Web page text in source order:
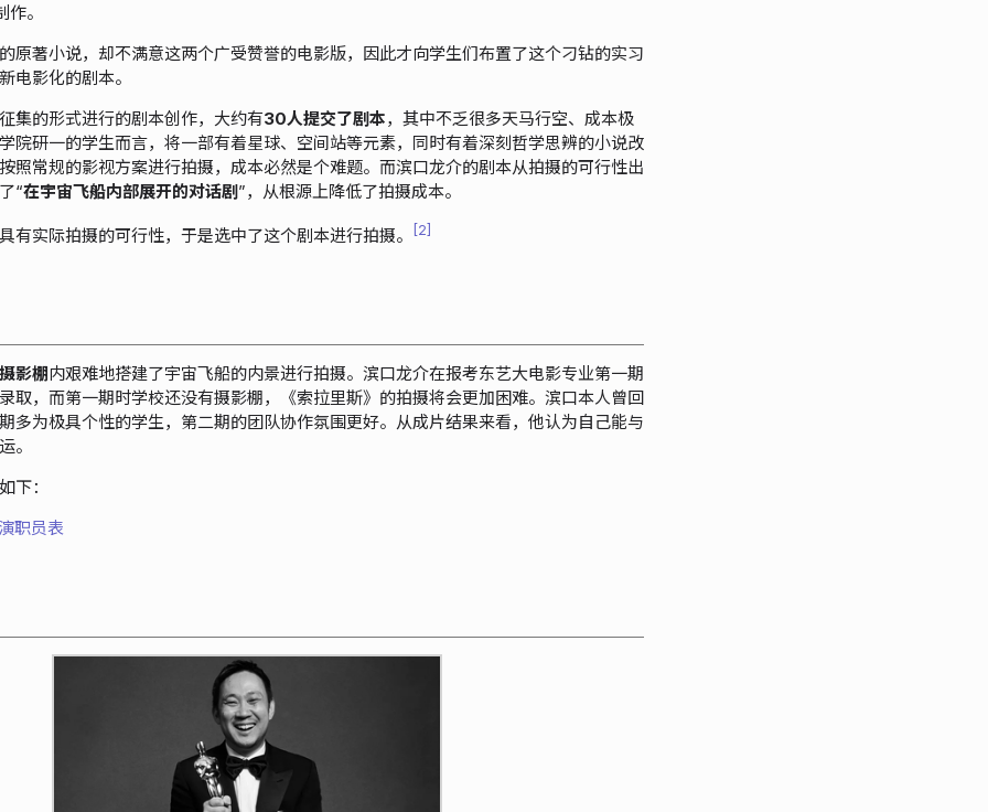
。
原著小说，却不满意这两个广受赞誉的电影版，因此才向学生们布置了这个刁钻的实习
电影化的剧本。
集的形式进行的剧本创作，大约有30人提交了剧本，其中不乏很多天马行空、成本极
院研一的学生而言，将一部有着星球、空间站等元素，同时有着深刻哲学思辨的小说改
照常规的影视方案进行拍摄，成本必然是个难题。而滨口龙介的剧本从拍摄的可行性出
“在宇宙飞船内部展开的对话剧”，从根源上降低了拍摄成本。
有实际拍摄的可行性，于是选中了这个剧本进行拍摄。 2
影棚内艰难地搭建了宇宙飞船的内景进行拍摄。滨口龙介在报考东艺大电影专业第一期
取，而第一期时学校还没有摄影棚，《索拉里斯》的拍摄将会更加困难。滨口本人曾回
多为极具个性的学生，第二期的团队协作氛围更好。从成片结果来看，他认为自己能与
。
下：
职员表